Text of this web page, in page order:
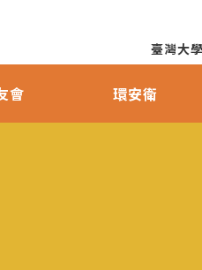
臺灣大學
會 環安衛